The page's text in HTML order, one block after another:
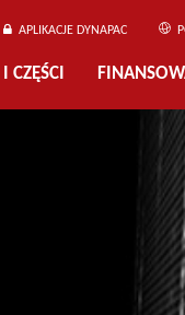
APLIKACJE DYNAPAC
CZĘŚCI